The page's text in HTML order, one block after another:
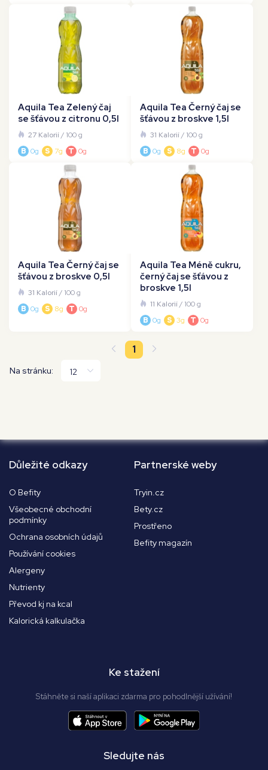
Aquila Tea Zelený čaj
se šťávou z citronu 0,5l
27 Kalorií/ 100 g
B 0g S 7g T 0g
Aquila Tea Černý čaj se
šťávou z broskve 1,5l
31 Kalorií/ 100 g
B 0g S 8g T 0g
Aquila Tea Černý čaj se
šťávou z broskve 0,5l
31 Kalorií/ 100 g
B 0g S 8g T 0g
Aquila Tea Méně cukru,
černý čaj se šťávou z
broskve 1,5l
11 Kalorií/ 100 g
B 0g S 3g T 0g
1
Na stránku:
Důležité odkazy
O Befity
Všeobecné obchodní
podmínky
Ochrana osobních údajů
Používání cookies
Alergeny
Nutrienty
Převod kj na kcal
Kalorická kalkulačka
Partnerské weby
Tryin.cz
Bety.cz
Prostřeno
Befity magazín
Ke stažení
Stáhněte si naší aplikaci zdarma pro pohodlnější užívání!
Sledujte nás